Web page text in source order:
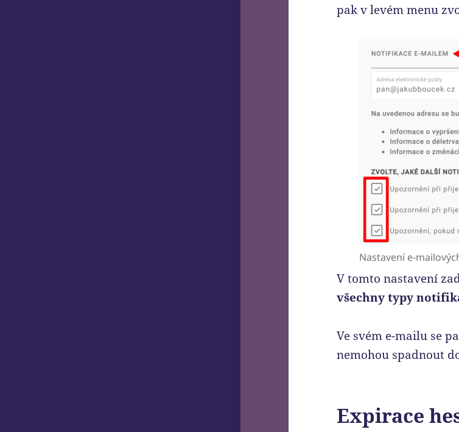
pak v levém menu
Nastavení e-
V tomto nastavení
všechny typy
Ve svém e-mailu se
nemohou spadnout
Expirace